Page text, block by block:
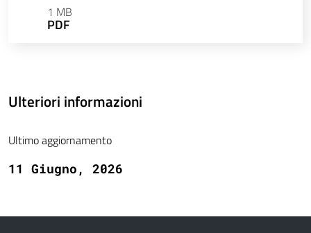
1 MB
PDF
Ulteriori informazioni
Ultimo aggiornamento
11 Giugno, 2026